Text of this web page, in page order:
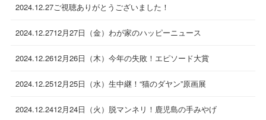
2024.12.27ご視聴ありがとうございました！
2024.12.2712月27日（金）わが家のハッピーニュース
2024.12.2612月26日（木）今年の失敗！エピソード大賞
2024.12.2512月25日（水）生中継！“猫のダヤン”原画展
2024.12.2412月24日（火）脱マンネリ！鹿児島の手みやげ